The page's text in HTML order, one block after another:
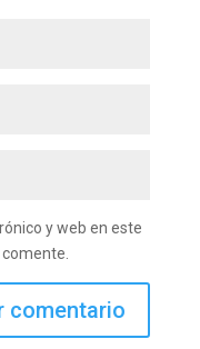
y web en este